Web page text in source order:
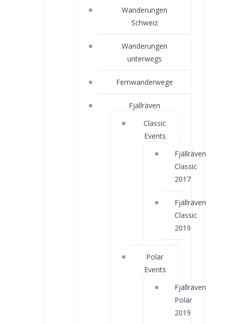
Wanderungen
Schweiz
Wanderungen
unterwegs
Fernwanderwege
Fjällräven
Classic
Events
Fjällräven
Classic
2017
Fjällräven
Classic
2019
Polar
Events
Fjällräven
Polar
2019